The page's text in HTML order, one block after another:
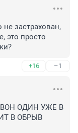
застрахован,
это просто
+16 –1
ОДИН УЖЕ В
В ОБРЫВ